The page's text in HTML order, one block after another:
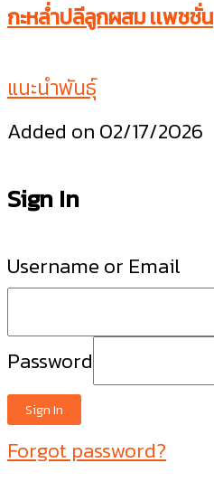
กะหล่ำปลีลูกผสม เเพชชั่น
แนะนำพันธุ์
Added on 02/17/2026
Sign In
Username or Email
Password
Sign In
Forgot password?